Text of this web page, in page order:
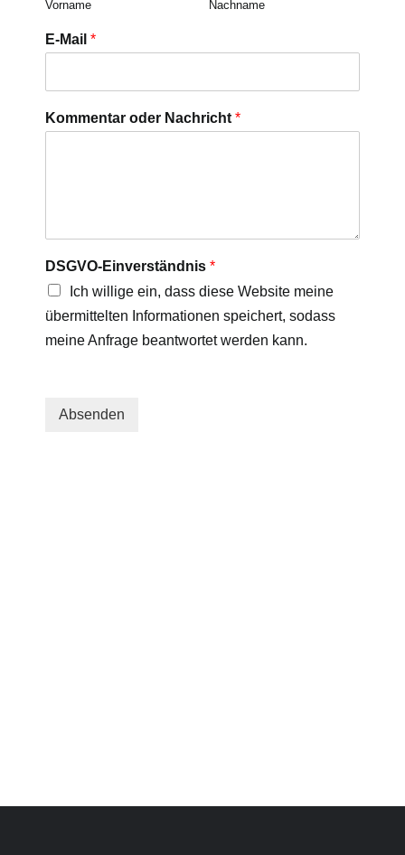
Vorname Nachname
E-Mail *
Kommentar oder Nachricht *
DSGVO-Einverständnis *
Ich willige ein, dass diese Website meine
übermittelten Informationen speichert, sodass
meine Anfrage beantwortet werden kann.
Absenden